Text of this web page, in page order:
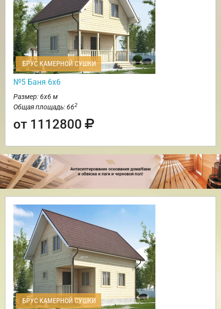
БРУС КАМЕРНОЙ СУШКИ
№5 Баня 6х6
Размер: 6х6 м
Общая площадь: 662
от 1112800
БРУС КАМЕРНОЙ СУШКИ